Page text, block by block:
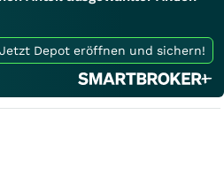
Jetzt Depot eröffnen und sichern!